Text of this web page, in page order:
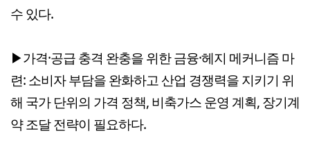
수 있다.
▶가격·공급 충격 완충을 위한 금융·헤지 메커니즘 마
련: 소비자 부담을 완화하고 산업 경쟁력을 지키기 위
해 국가 단위의 가격 정책, 비축가스 운영 계획, 장기계
약 조달 전략이 필요하다.